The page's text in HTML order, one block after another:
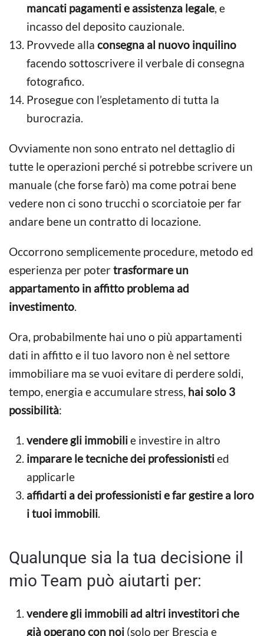
mancati pagamenti e assistenza legale, e
incasso del deposito cauzionale.
Provvede alla consegna al nuovo inquilino
facendo sottoscrivere il verbale di consegna
fotografico.
Prosegue con l’espletamento di tutta la
burocrazia.
Ovviamente non sono entrato nel dettaglio di
tutte le operazioni perché si potrebbe scrivere un
manuale (che forse farò) ma come potrai bene
vedere non ci sono trucchi o scorciatoie per far
andare bene un contratto di locazione.
Occorrono semplicemente procedure, metodo ed
esperienza per potertrasformare un
appartamento in affitto problema ad
investimento.
Ora, probabilmente hai uno o più appartamenti
dati in affitto e il tuo lavoro non è nel settore
immobiliare ma se vuoi evitare di perdere soldi,
tempo, energia e accumulare stress, hai solo 3
possibilità:
vendere gli immobilie investire in altro
imparare le tecniche dei professionistied
applicarle
affidarti a dei professionisti e far gestire a loro
i tuoi immobili.
Qualunque sia la tua decisione il
mio Team può aiutarti per:
vendere gli immobili ad altri investitori che
già operano con noi (solo per Brescia e